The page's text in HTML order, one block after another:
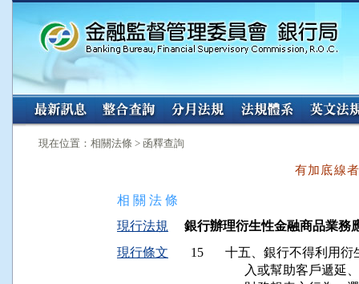
:::
現在位置：相關法條 > 函釋查詢
有加底線
相 關 法 條
現行法規
銀行辦理衍生性金融商品業務
現行條文
15
十五、銀行不得利用衍
入或幫助客戶遞